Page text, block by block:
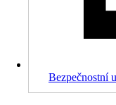
Bezpečnostní